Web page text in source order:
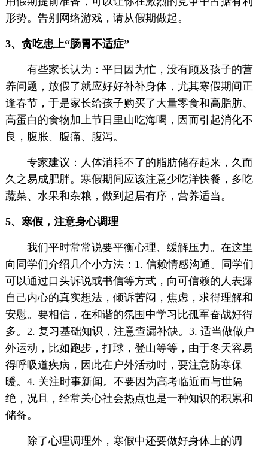
形势。告别网络游戏，请从假期做起。
3、贪吃患上“肠胃不适症”
有些家长认为：平日因为忙，没有顾及孩子的营
养问题，放假了就应好好补补身体，尤其寒假期间正
逢春节，于是家长给孩子购买了大量零食和高脂肪、
高蛋白的食物加上节日里山吃海喝，因而引起消化不
良，腹胀、腹痛、腹泻。
专家建议：人体消耗不了的脂肪储存起来，久而
久之易成肥胖。寒假期间应该注意少吃洋快餐，多吃
蔬菜、水果和杂粮，做到起居有序，营养适当。
5、寒假，注意身心调理
我们平时常常说要平衡心理、缓解压力。在这里
向同学们介绍几个小方法：1. 信赖情感沟通。同学们
可以通过口头诉说或书信等方式，向可信赖的人表露
自己内心的真实想法，倾诉苦闷，焦虑，求得理解和
安慰。要相信，在和谐的氛围中学习比孤军奋战好得
多。2. 复习基础知识，注意查漏补缺。3. 适当做做户
外运动，比如跑步，打球，登山等等，由于冬天容易
得呼吸道疾病，因此在户外活动时，要注意防寒保
暖。4. 关注时事新闻。不要因为高考临近而与世隔
绝，况且，经常关心社会热点也是一种知识的积累和
储备。
除了心理调理外，寒假中还要做好身体上的调